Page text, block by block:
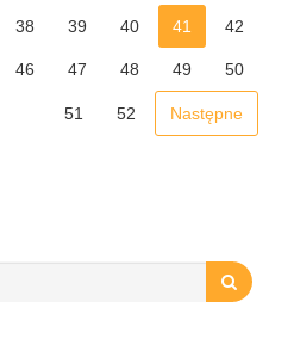
38 39 40 41 42
46 47 48 49 50
51 52 Następne